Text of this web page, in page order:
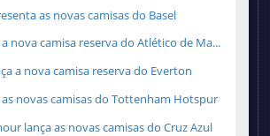
as novas camisas do Basel
nova camisa reserva do Atlético de Ma...
a nova camisa reserva do Everton
as novas camisas do Tottenham Hotspur
lança as novas camisas do Cruz Azul